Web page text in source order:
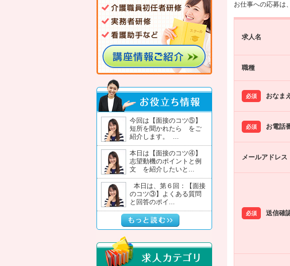
お仕事への応募は
求人名
職種
必須 おなまえ
必須 お電話
メールアドレス
必須 送信確
今回は【面接のコツ⑤】
短所を聞かれたら をご
紹介します。 ...
本日は【面接のコツ④】
志望動機のポイントと例
文 を紹介したいと...
本日は、第６回：【面接
のコツ③】よくある質問
と回答のポイ...